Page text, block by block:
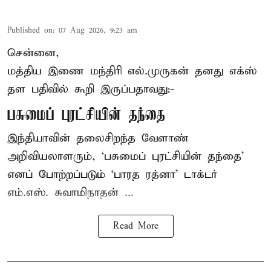
Published on: 07 Aug 2026, 9:23 am
சென்னை,
மத்திய இணை மந்திரி எல்.முருகன் தனது எக்ஸ்
தள பதிவில் கூறி இருப்பதாவது:-
பசுமைப் புரட்சியின் தந்தை
இந்தியாவின் தலைசிறந்த வேளாண்
அறிவியலாளரும், ‘பசுமைப் புரட்சியின் தந்தை’
எனப் போற்றப்படும் ‘பாரத ரத்னா’ டாக்டர்
எம்.எஸ். சுவாமிநாதன் ...
Read More